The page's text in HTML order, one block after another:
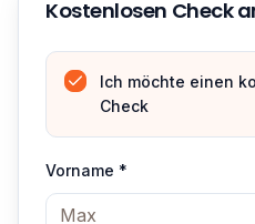
Kostenlosen Check
Ich möchte einen
Check
Vorname *